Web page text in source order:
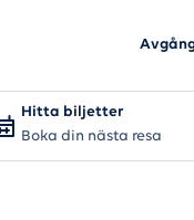
Hitta biljetter
Boka din nästa resa